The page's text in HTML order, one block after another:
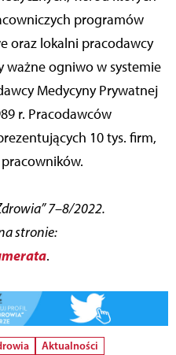
programów
oraz lokalni pracodawcy
ważne ogniwo w systemie
Medycyny Prywatnej
r. Pracodawców
10 tys. firm,
7–8/2022.
stronie:
.
Aktualności